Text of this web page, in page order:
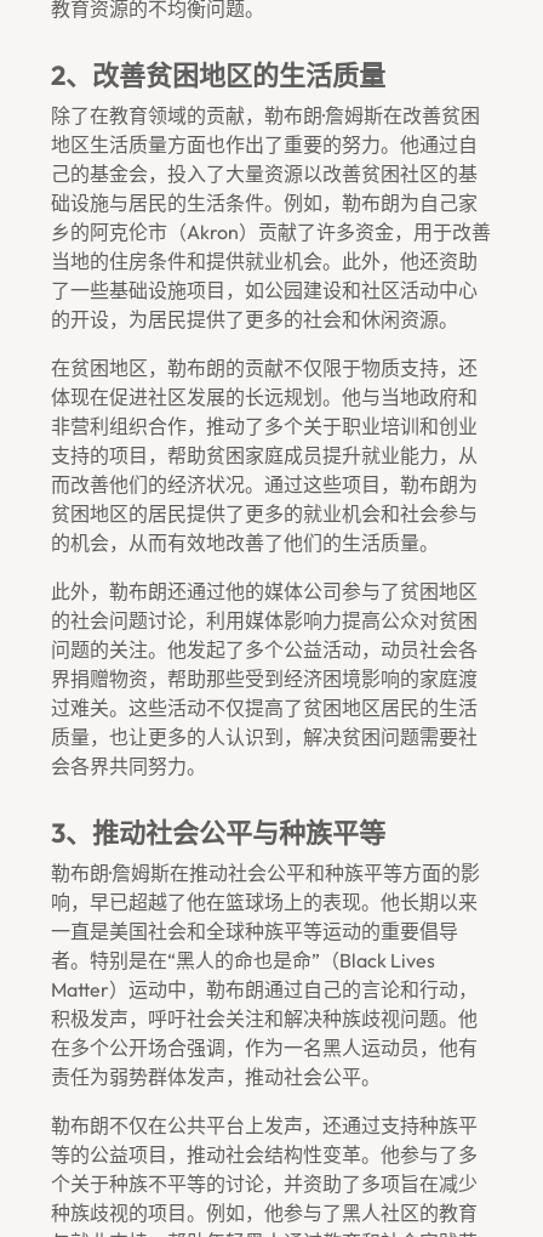
教育资源的不均衡问题。
2、改善贫困地区的生活质量
除了在教育领域的贡献，勒布朗·詹姆斯在改善贫困
地区生活质量方面也作出了重要的努力。他通过自
己的基金会，投入了大量资源以改善贫困社区的基
础设施与居民的生活条件。例如，勒布朗为自己家
乡的阿克伦市（Akron）贡献了许多资金，用于改善
当地的住房条件和提供就业机会。此外，他还资助
了一些基础设施项目，如公园建设和社区活动中心
的开设，为居民提供了更多的社会和休闲资源。
在贫困地区，勒布朗的贡献不仅限于物质支持，还
体现在促进社区发展的长远规划。他与当地政府和
非营利组织合作，推动了多个关于职业培训和创业
支持的项目，帮助贫困家庭成员提升就业能力，从
而改善他们的经济状况。通过这些项目，勒布朗为
贫困地区的居民提供了更多的就业机会和社会参与
的机会，从而有效地改善了他们的生活质量。
此外，勒布朗还通过他的媒体公司参与了贫困地区
的社会问题讨论，利用媒体影响力提高公众对贫困
问题的关注。他发起了多个公益活动，动员社会各
界捐赠物资，帮助那些受到经济困境影响的家庭渡
过难关。这些活动不仅提高了贫困地区居民的生活
质量，也让更多的人认识到，解决贫困问题需要社
会各界共同努力。
3、推动社会公平与种族平等
勒布朗·詹姆斯在推动社会公平和种族平等方面的影
响，早已超越了他在篮球场上的表现。他长期以来
一直是美国社会和全球种族平等运动的重要倡导
者。特别是在“黑人的命也是命”（Black Lives
Matter）运动中，勒布朗通过自己的言论和行动，
积极发声，呼吁社会关注和解决种族歧视问题。他
在多个公开场合强调，作为一名黑人运动员，他有
责任为弱势群体发声，推动社会公平。
勒布朗不仅在公共平台上发声，还通过支持种族平
等的公益项目，推动社会结构性变革。他参与了多
个关于种族不平等的讨论，并资助了多项旨在减少
种族歧视的项目。例如，他参与了黑人社区的教育